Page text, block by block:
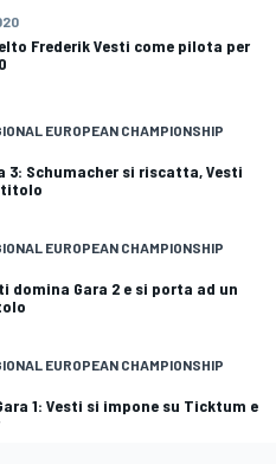
Frederik Vesti come pilota per
EUROPEAN CHAMPIONSHIP
3: Schumacher si riscatta, Vesti
EUROPEAN CHAMPIONSHIP
domina Gara 2 e si porta ad un
EUROPEAN CHAMPIONSHIP
1: Vesti si impone su Ticktum e